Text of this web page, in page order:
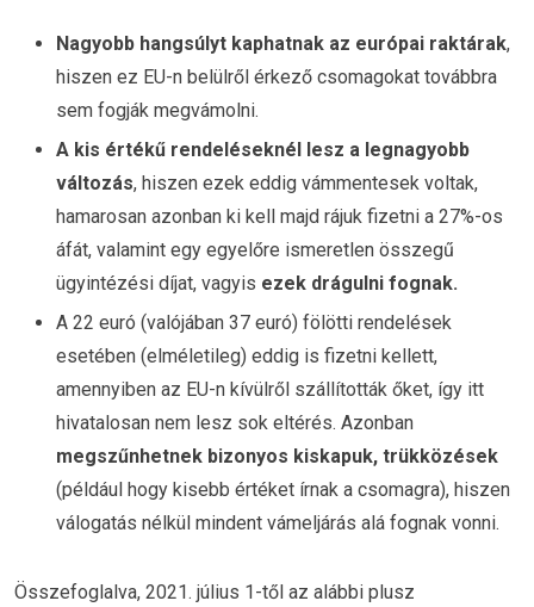
Nagyobb hangsúlyt kaphatnak az európai raktárak,
hiszen ez EU-n belülről érkező csomagokat továbbra
sem fogják megvámolni.
A kis értékű rendeléseknél lesz a legnagyobb
változás, hiszen ezek eddig vámmentesek voltak,
hamarosan azonban ki kell majd rájuk fizetni a 27%-os
áfát, valamint egy egyelőre ismeretlen összegű
ügyintézési díjat, vagyis ezek drágulni fognak.
A 22 euró (valójában 37 euró) fölötti rendelések
esetében (elméletileg) eddig is fizetni kellett,
amennyiben az EU-n kívülről szállították őket, így itt
hivatalosan nem lesz sok eltérés. Azonban
megszűnhetnek bizonyos kiskapuk, trükközések
(például hogy kisebb értéket írnak a csomagra), hiszen
válogatás nélkül mindent vámeljárás alá fognak vonni.
Összefoglalva, 2021. július 1-től az alábbi plusz